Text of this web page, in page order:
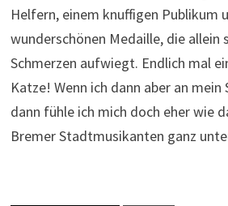
Helfern, einem knuffigen Publikum
wunderschönen Medaille, die allein
Schmerzen aufwiegt. Endlich mal
Katze! Wenn ich dann aber an mein
dann fühle ich mich doch eher wie
Bremer Stadtmusikanten ganz